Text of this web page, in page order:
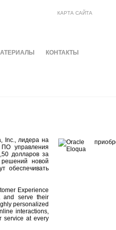
КАРТА САЙТА
КОНТАКТЫ
Inc., лидера на
управления
долларов за
новой
обеспечивать
Experience
and serve their
personalized
interactions,
service at every